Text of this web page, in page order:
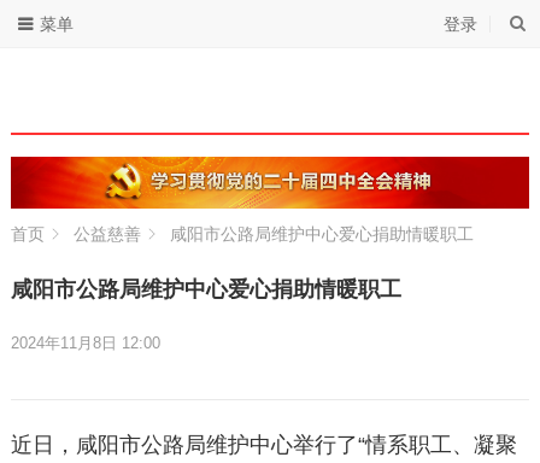
登录
菜单
首页 公益慈善 咸阳市公路局维护中心爱心捐助情暖职工
咸阳市公路局维护中心爱心捐助情暖职工
2024年11月8日 12:00
近日，咸阳市公路局维护中心举行了“情系职工、凝聚